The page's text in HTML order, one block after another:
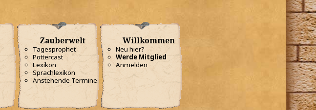
Zauberwelt
Tagesprophet
Pottercast
Lexikon
Sprachlexikon
Anstehende Termine
Willkommen
Neu hier?
Werde Mitglied
Anmelden